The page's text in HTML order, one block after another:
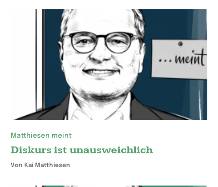
Matthiesen meint
Diskurs ist unausweichlich
Von Kai Matthiesen